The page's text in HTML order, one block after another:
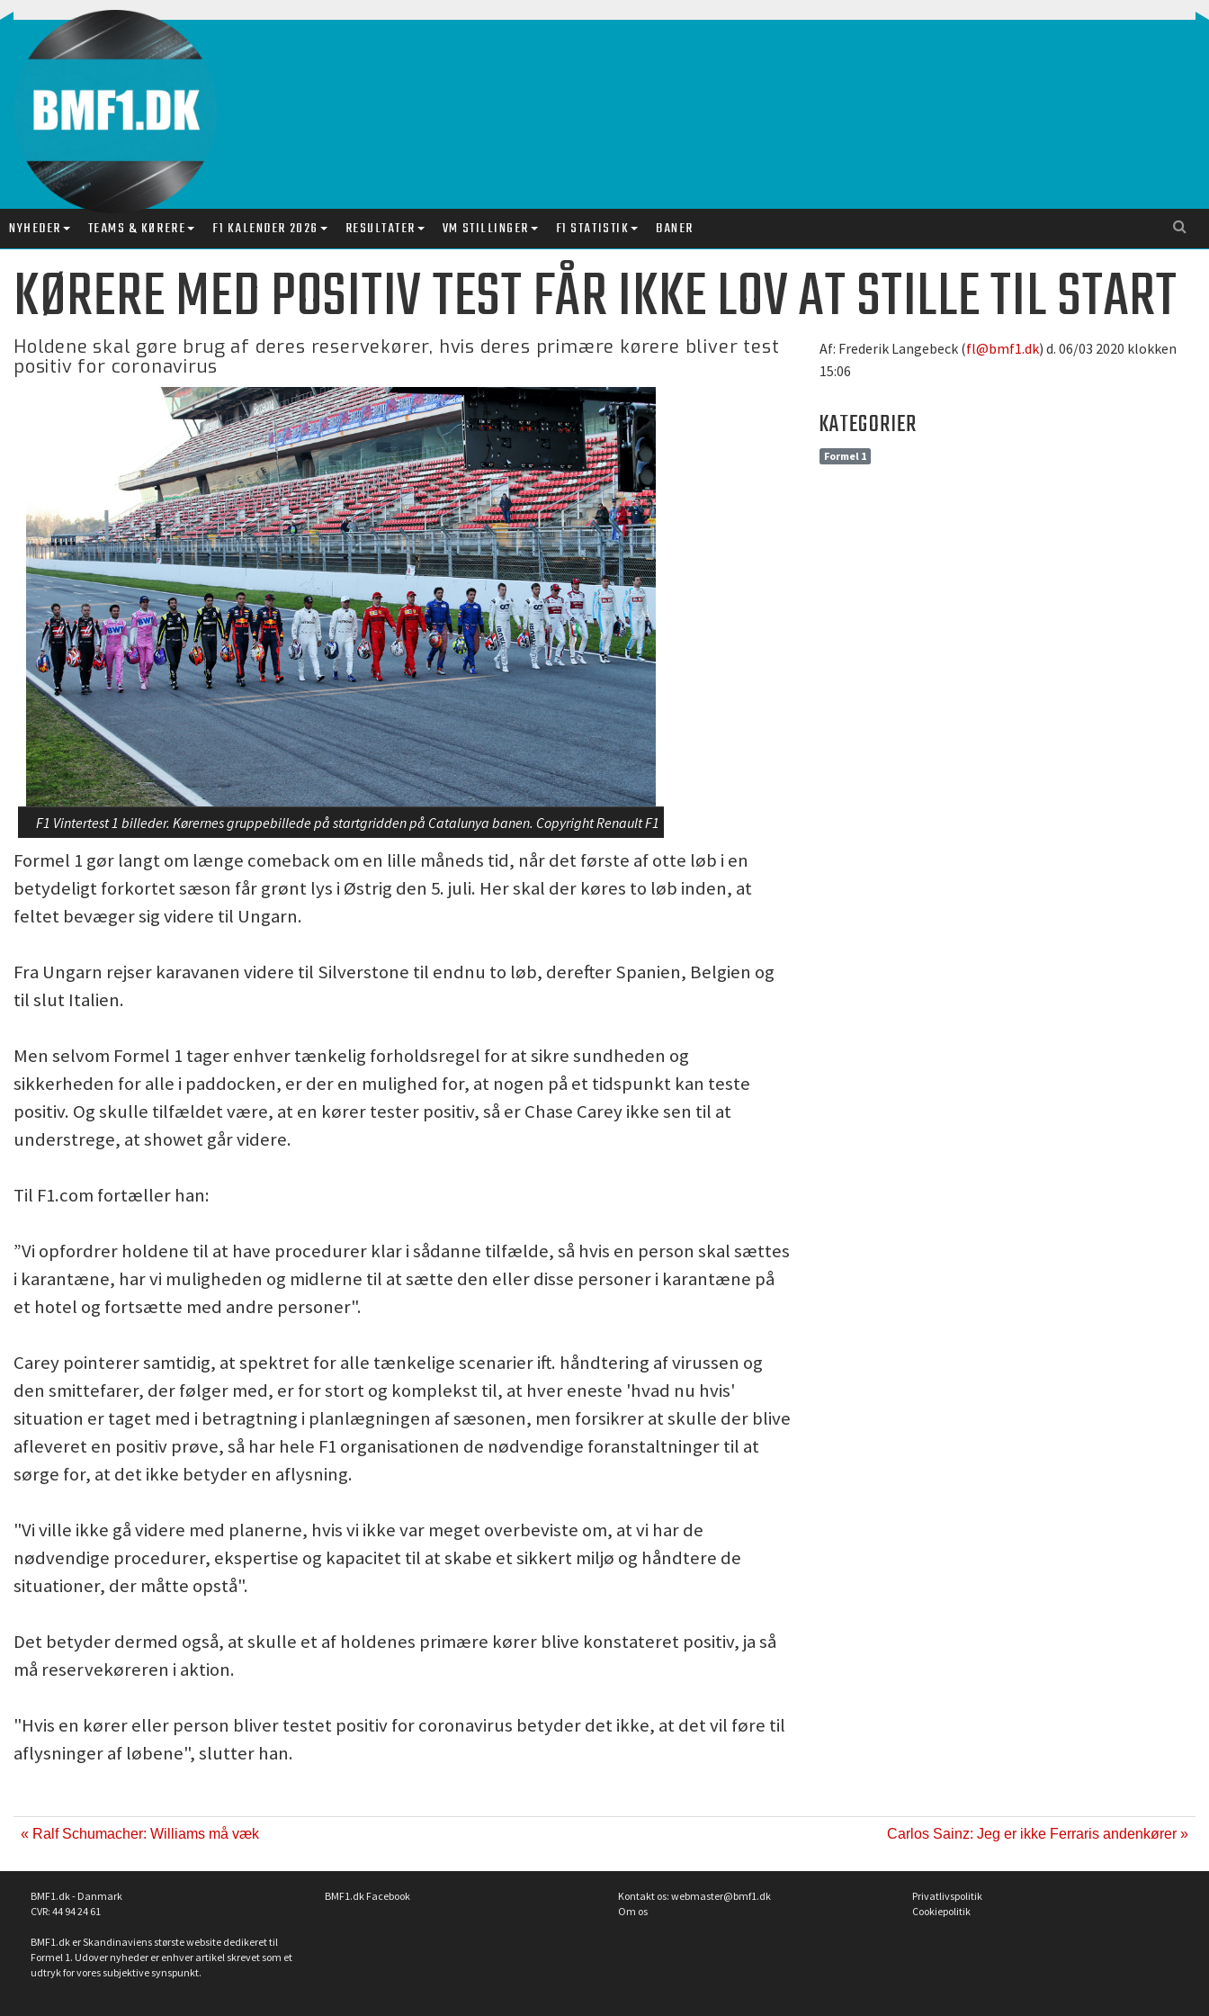
NYHEDER TEAMS & KØRERE F1 KALENDER 2026 RESULTATER VM STILLINGER F1 STATISTIK BANER
KØRERE MED POSITIV TEST FÅR IKKE LOV AT STILLE TIL START
Holdene skal gøre brug af deres reservekører, hvis deres primære kørere bliver test
positiv for coronavirus
F1 Vintertest 1 billeder. Kørernes gruppebillede på startgridden på Catalunya banen. Copyright Renault F1
Af: Frederik Langebeck (fl@bmf1.dk) d. 06/03 2020 klokken
15:06
KATEGORIER
Formel 1
Formel 1 gør langt om længe comeback om en lille måneds tid, når det første af otte løb i en
betydeligt forkortet sæson får grønt lys i Østrig den 5. juli. Her skal der køres to løb inden, at
feltet bevæger sig videre til Ungarn.
Fra Ungarn rejser karavanen videre til Silverstone til endnu to løb, derefter Spanien, Belgien og
til slut Italien.
Men selvom Formel 1 tager enhver tænkelig forholdsregel for at sikre sundheden og
sikkerheden for alle i paddocken, er der en mulighed for, at nogen på et tidspunkt kan teste
positiv. Og skulle tilfældet være, at en kører tester positiv, så er Chase Carey ikke sen til at
understrege, at showet går videre.
Til F1.com fortæller han:
”Vi opfordrer holdene til at have procedurer klar i sådanne tilfælde, så hvis en person skal sættes
i karantæne, har vi muligheden og midlerne til at sætte den eller disse personer i karantæne på
et hotel og fortsætte med andre personer".
Carey pointerer samtidig, at spektret for alle tænkelige scenarier ift. håndtering af virussen og
den smittefarer, der følger med, er for stort og komplekst til, at hver eneste 'hvad nu hvis'
situation er taget med i betragtning i planlægningen af sæsonen, men forsikrer at skulle der blive
afleveret en positiv prøve, så har hele F1 organisationen de nødvendige foranstaltninger til at
sørge for, at det ikke betyder en aflysning.
"Vi ville ikke gå videre med planerne, hvis vi ikke var meget overbeviste om, at vi har de
nødvendige procedurer, ekspertise og kapacitet til at skabe et sikkert miljø og håndtere de
situationer, der måtte opstå".
Det betyder dermed også, at skulle et af holdenes primære kører blive konstateret positiv, ja så
må reservekøreren i aktion.
"Hvis en kører eller person bliver testet positiv for coronavirus betyder det ikke, at det vil føre til
aflysninger af løbene", slutter han.
« Ralf Schumacher: Williams må væk Carlos Sainz: Jeg er ikke Ferraris andenkører »
BMF1.dk - Danmark
CVR: 44 94 24 61
BMF1.dk er Skandinaviens største website dedikeret til
Formel 1. Udover nyheder er enhver artikel skrevet som et
udtryk for vores subjektive synspunkt.
BMF1.dk Facebook Kontakt os: webmaster@bmf1.dk
Om os
Privatlivspolitik
Cookiepolitik